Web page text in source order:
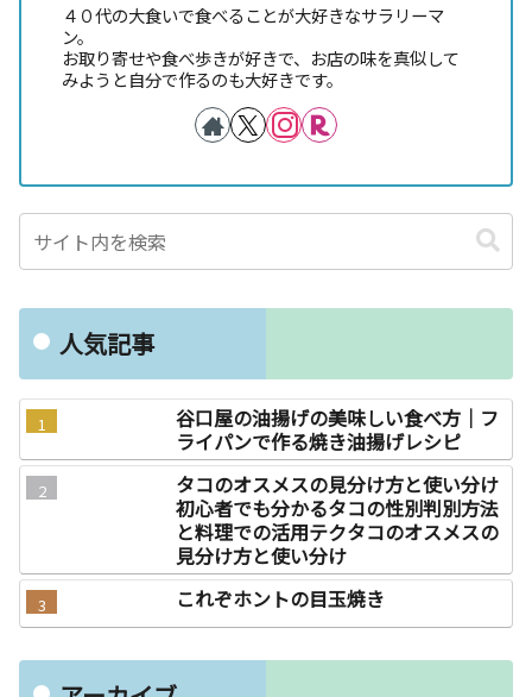
４０代の大食いで食べることが大好きなサラリーマ
ン。
お取り寄せや食べ歩きが好きで、お店の味を真似して
みようと自分で作るのも大好きです。
人気記事
谷口屋の油揚げの美味しい食べ方｜フ
ライパンで作る焼き油揚げレシピ
タコのオスメスの見分け方と使い分け
初心者でも分かるタコの性別判別方法
と料理での活用テクタコのオスメスの
見分け方と使い分け
これぞホントの目玉焼き